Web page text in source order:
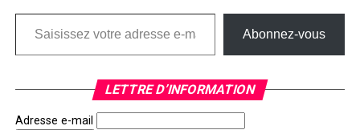
Saisissez votre adresse e-mail…
Abonnez-vous
LETTRE D’INFORMATION
Adresse e-mail